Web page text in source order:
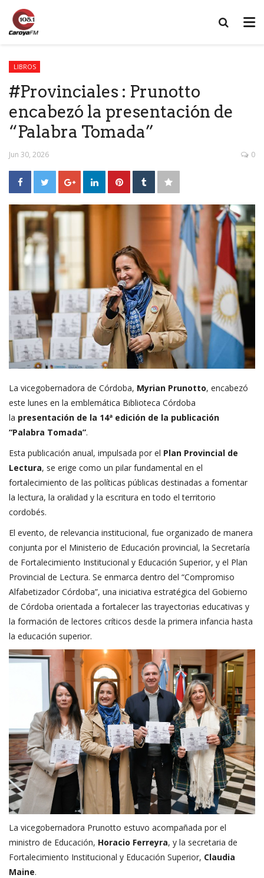
LIBROS
#Provinciales : Prunotto
encabezó la presentación de
“Palabra Tomada”
Jun 30, 2026 0
La vicegobernadora de Córdoba, Myrian Prunotto, encabezó
este lunes en la emblemática Biblioteca Córdoba
la presentación de la 14ª edición de la publicación
“Palabra Tomada”.
Esta publicación anual, impulsada por el Plan Provincial de
Lectura, se erige como un pilar fundamental en el
fortalecimiento de las políticas públicas destinadas a fomentar
la lectura, la oralidad y la escritura en todo el territorio
cordobés.
El evento, de relevancia institucional, fue organizado de manera
conjunta por el Ministerio de Educación provincial, la Secretaría
de Fortalecimiento Institucional y Educación Superior, y el Plan
Provincial de Lectura. Se enmarca dentro del “Compromiso
Alfabetizador Córdoba”, una iniciativa estratégica del Gobierno
de Córdoba orientada a fortalecer las trayectorias educativas y
la formación de lectores críticos desde la primera infancia hasta
la educación superior.
La vicegobernadora Prunotto estuvo acompañada por el
ministro de Educación, Horacio Ferreyra, y la secretaria de
Fortalecimiento Institucional y Educación Superior, Claudia
Maine.